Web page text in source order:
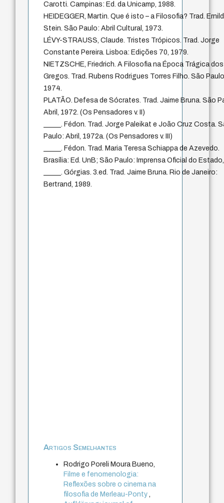
Carotti. Campinas: Ed. da Unicamp, 1988.
HEIDEGGER, Martin. Que é isto – a Filosofia? Trad.
Stein. São Paulo: Abril Cultural, 1973.
LÉVY-STRAUSS, Claude. Tristes Trópicos. Trad. Jorge
Constante Pereira. Lisboa: Edições 70, 1979.
NIETZSCHE, Friedrich. A Filosofia na Época Trágica dos
Gregos. Trad. Rubens Rodrigues Torres Filho. São
1974.
PLATÃO. Defesa de Sócrates. Trad. Jaime Bruna. São
Abril, 1972. (Os Pensadores v. II)
_____. Fédon. Trad. Jorge Paleikat e João Cruz Costa.
Paulo: Abril, 1972a. (Os Pensadores v. III)
_____. Fédon. Trad. Maria Teresa Schiappa de Azevedo.
Brasília: Ed. UnB; São Paulo: Imprensa Oficial do
_____. Górgias. 3.ed. Trad. Jaime Bruna. Rio de Janeiro:
Bertrand, 1989.
Artigos Semelhantes
Rodrigo Poreli Moura Bueno,
Filme e fenomenologia:
Reflexões sobre o cinema na
filosofia de Merleau-Ponty